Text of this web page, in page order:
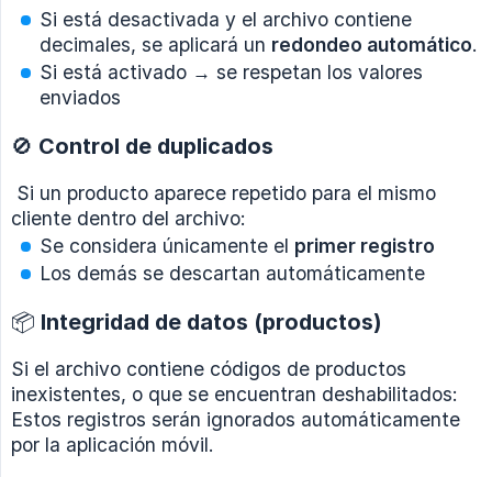
Si está desactivada y el archivo contiene
decimales, se aplicará un redondeo automático.
Si está activado → se respetan los valores
enviados
🚫 Control de duplicados
Si un producto aparece repetido para el mismo
cliente dentro del archivo:
Se considera únicamente el primer registro
Los demás se descartan automáticamente
📦 Integridad de datos (productos)
Si el archivo contiene códigos de productos
inexistentes, o que se encuentran deshabilitados:
Estos registros serán ignorados automáticamente
por la aplicación móvil.